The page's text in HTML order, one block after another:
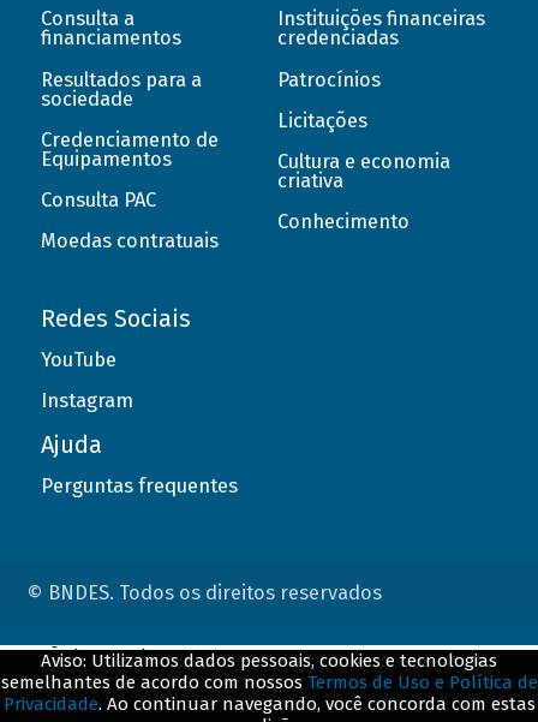
Consulta a
financiamentos
Resultados para a
sociedade
Credenciamento de
Equipamentos
Consulta PAC
Moedas contratuais
Instituições financeiras
credenciadas
Patrocínios
Licitações
Cultura e economia
criativa
Conhecimento
Redes Sociais
YouTube
Instagram
Ajuda
Perguntas frequentes
© BNDES. Todos os direitos reservados
Aviso: Utilizamos dados pessoais, cookies e tecnologias
semelhantes de acordo com nossos Termos de Uso e Política de
Privacidade. Ao continuar navegando, você concorda com estas
ConteÃºdo complementar
${title}${badge}